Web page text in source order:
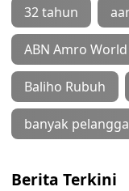
32 tahun
ABN Amro
Baliho Rubuh
banyak
Berita Terkini